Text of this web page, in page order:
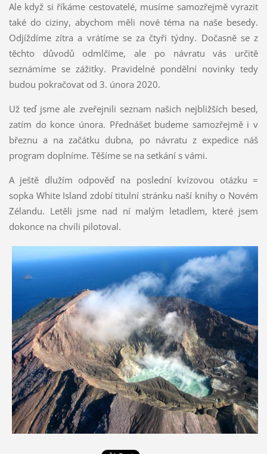
Ale když si říkáme cestovatelé, musíme samozřejmě vyrazit
také do ciziny, abychom měli nové téma na naše besedy.
Odjíždíme zítra a vrátíme se za čtyři týdny. Dočasně se z
těchto důvodů odmlčíme, ale po návratu vás určitě
seznámíme se zážitky. Pravidelné pondělní novinky tedy
budou pokračovat od 3. února 2020.
Už teď jsme ale zveřejnili seznam našich nejbližších besed,
zatím do konce února. Přednášet budeme samozřejmě i v
březnu a na začátku dubna, po návratu z expedice náš
program doplníme. Těšíme se na setkání s vámi.
A ještě dlužím odpověď na poslední kvízovou otázku =
sopka White Island zdobí titulní stránku naší knihy o Novém
Zélandu. Letěli jsme nad ní malým letadlem, které jsem
dokonce na chvíli pilotoval.